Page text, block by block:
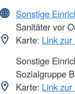
Sonstige
Sanitäter vor
Karte: Link
Sonstige
Sozialgruppe
Karte: Link